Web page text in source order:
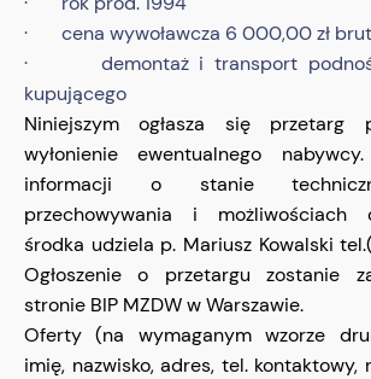
· cena wywoławcza 6 000,00 zł
· demontaż i transport
kupującego
Niniejszym ogłasza się przetarg
wyłonienie ewentualnego nabywcy.
informacji o stanie
przechowywania i możliwościach
środka udziela p. Mariusz Kowalski
Ogłoszenie o przetargu zostanie
stronie BIP MZDW w Warszawie.
Oferty (na wymaganym wzorze
imię, nazwisko, adres, tel. kontaktowy,